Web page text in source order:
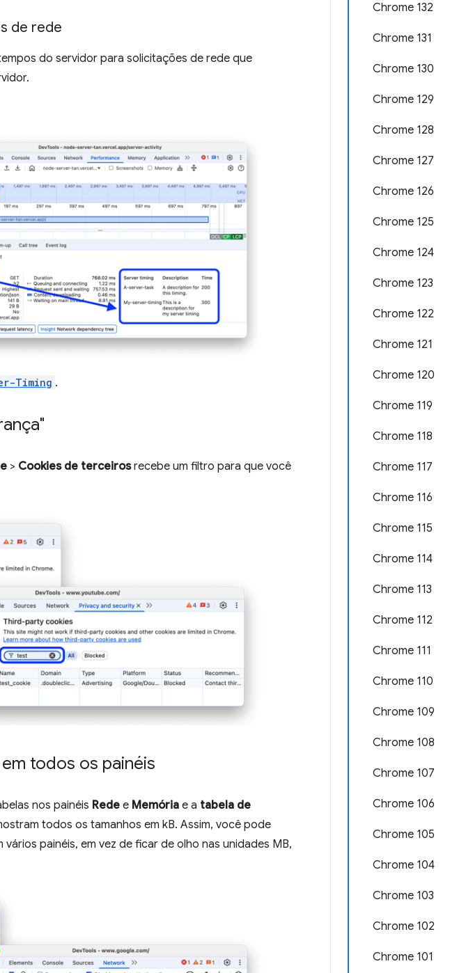
Chrome 132
Chrome 131
Chrome 130
Chrome 129
Chrome 128
Chrome 127
Chrome 126
Chrome 125
Chrome 124
Chrome 123
Chrome 122
Chrome 121
Chrome 120
Chrome 119
Chrome 118
Chrome 117
Chrome 116
Chrome 115
Chrome 114
Chrome 113
Chrome 112
Chrome 111
Chrome 110
Chrome 109
Chrome 108
Chrome 107
Chrome 106
Chrome 105
Chrome 104
Chrome 103
Chrome 102
Chrome 101
de rede
do servidor para solicitações de rede que
Timing .
> Cookies de terceirosrecebe um filtro para que você
todos os painéis
nos painéis Rede e Memória e a tabela de
todos os tamanhos em kB. Assim, você pode
painéis, em vez de ficar de olho nas unidades MB,